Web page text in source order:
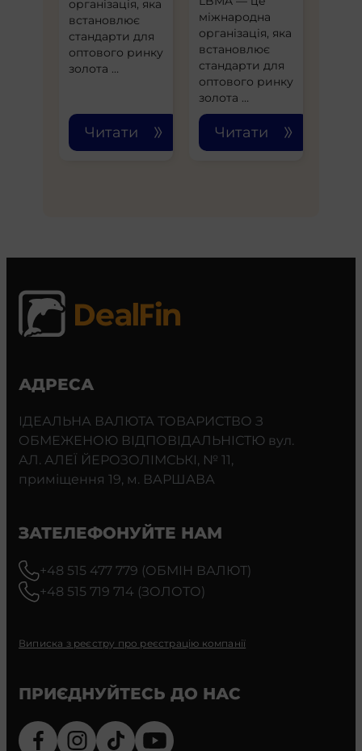
організація, яка
встановлює
стандарти для
оптового ринку
золота …
Читати
міжнародна
організація, яка
встановлює
стандарти для
оптового ринку
золота …
Читати
АДРЕСА
ІДЕАЛЬНА ВАЛЮТА ТОВАРИСТВО З
ОБМЕЖЕНОЮ ВІДПОВІДАЛЬНІСТЮ вул.
АЛ. АЛЕЇ ЙЕРОЗОЛІМСЬКІ, № 11,
приміщення 19, м. ВАРШАВА
ЗАТЕЛЕФОНУЙТЕ НАМ
+48 515 477 779 (ОБМІН ВАЛЮТ)
+48 515 719 714 (ЗОЛОТО)
Виписка з реєстру про реєстрацію компанії
ПРИЄДНУЙТЕСЬ ДО НАС